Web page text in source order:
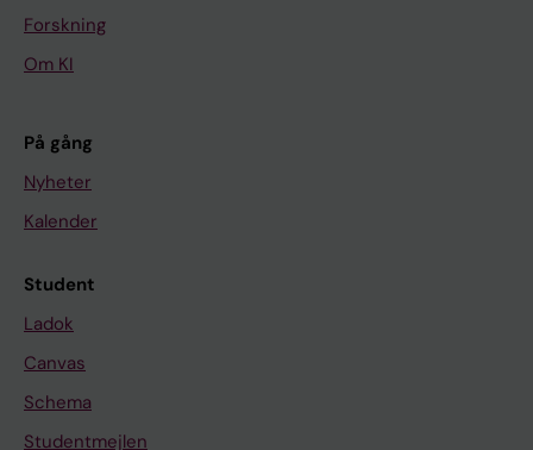
Forskning
Om KI
På gång
Nyheter
Kalender
Student
Ladok
Canvas
Schema
Studentmejlen